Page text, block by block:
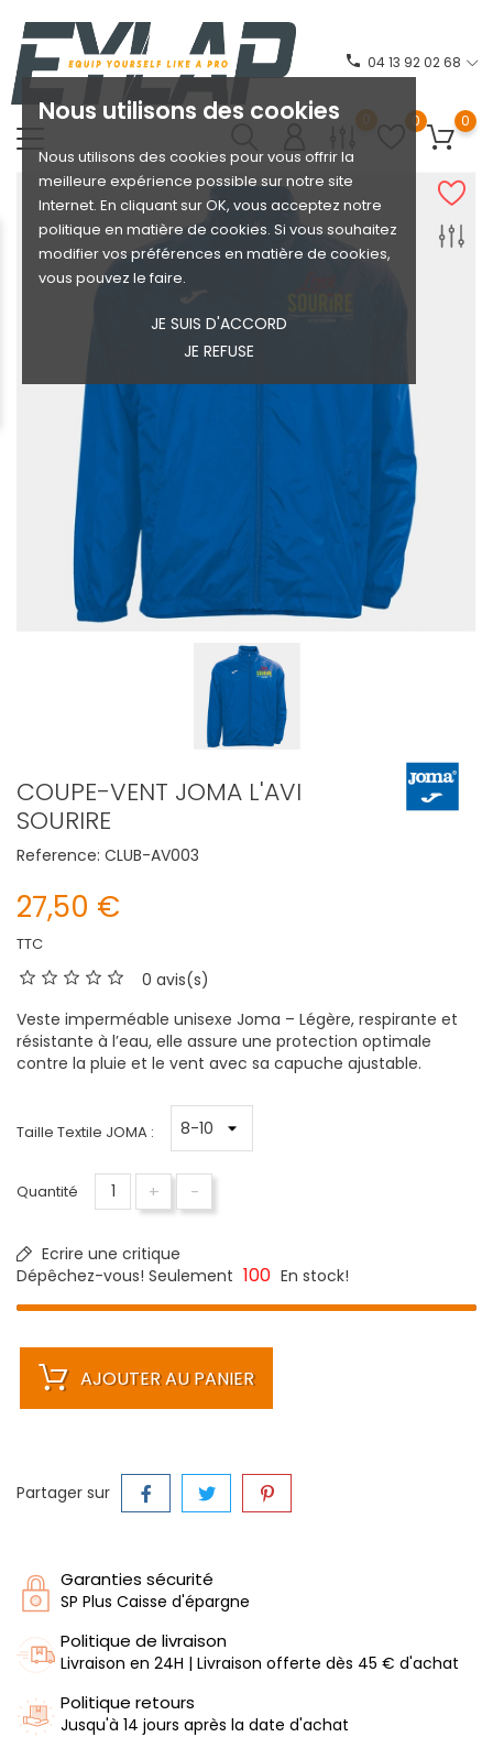
Nous utilisons des cookies
Nous utilisons des cookies pour vous offrir la
meilleure expérience possible sur notre site
Internet. En cliquant sur OK, vous acceptez notre
politique en matière de cookies. Si vous souhaitez
modifier vos préférences en matière de cookies,
vous pouvez le faire.
JE SUIS D'ACCORD
JE REFUSE
phone 04 13 92 02 68
0 0 0
COUPE-VENT JOMA L'AVI
SOURIRE
Reference: CLUB-AV003
27,50 €
TTC
0 avis(s)
Veste imperméable unisexe Joma – Légère, respirante et
résistante à l’eau, elle assure une protection optimale
contre la pluie et le vent avec sa capuche ajustable.
Taille Textile JOMA :
Quantité + -
Ecrire une critique
Dépêchez-vous! Seulement 100 En stock!
AJOUTER AU PANIER
Partager sur
Garanties sécurité
SP Plus Caisse d'épargne
Politique de livraison
Livraison en 24H | Livraison offerte dès 45 € d'achat
Politique retours
Jusqu'à 14 jours après la date d'achat